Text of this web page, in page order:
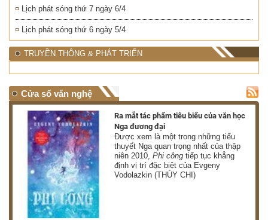
Lịch phát sóng thứ 7 ngày 6/4
Lịch phát sóng thứ 6 ngày 5/4
TRUYỀN THÔNG & PHÁT TRIỂN
Cửa sổ văn nghệ
Ra mắt tác phẩm tiêu biểu của văn học
Nga đương đại
Được xem là một trong những tiểu
thuyết Nga quan trọng nhất của thập
niên 2010,Phi công tiếp tục khẳng
định vị trí đặc biệt của Evgeny
Vodolazkin (THÙY CHI)